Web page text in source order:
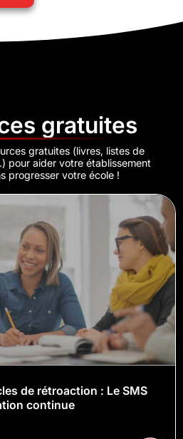
gratuites
gratuites (livres, listes de
pour aider votre établissement
progresser votre école !
de rétroaction : Le SMS
continue